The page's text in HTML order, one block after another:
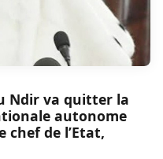
Ndir va quitter la
autonome
chef de l’Etat,